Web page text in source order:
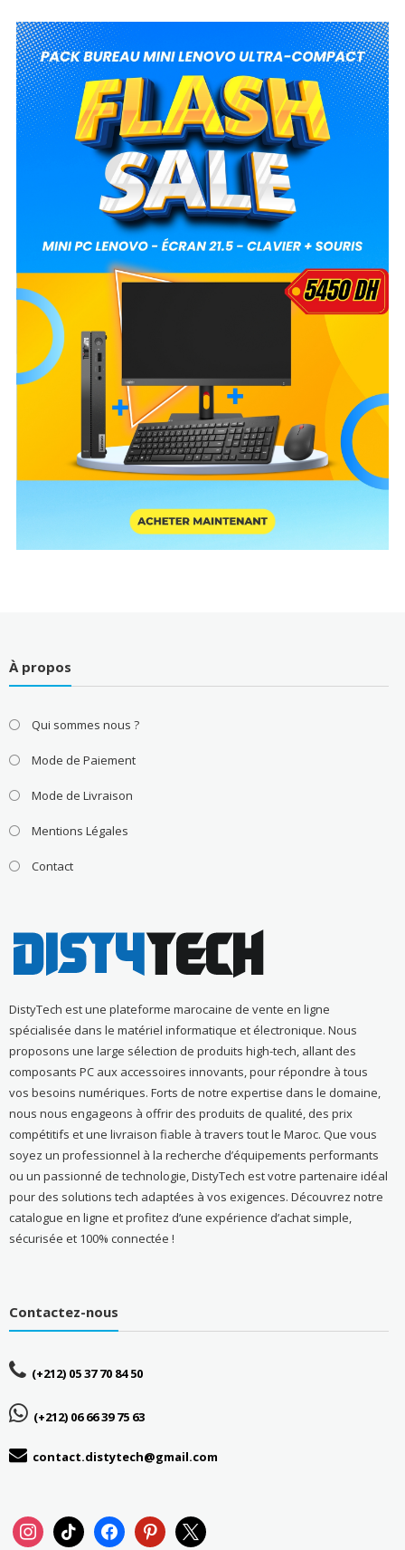
À propos
Qui sommes nous ?
Mode de Paiement
Mode de Livraison
Mentions Légales
Contact
DistyTech est une plateforme marocaine de vente en ligne
spécialisée dans le matériel informatique et électronique. Nous
proposons une large sélection de produits high-tech, allant des
composants PC aux accessoires innovants, pour répondre à tous
vos besoins numériques. Forts de notre expertise dans le domaine,
nous nous engageons à offrir des produits de qualité, des prix
compétitifs et une livraison fiable à travers tout le Maroc. Que vous
soyez un professionnel à la recherche d’équipements performants
ou un passionné de technologie, DistyTech est votre partenaire idéal
pour des solutions tech adaptées à vos exigences. Découvrez notre
catalogue en ligne et profitez d’une expérience d’achat simple,
sécurisée et 100% connectée !
Contactez-nous
(+212) 05 37 70 84 50
(+212) 06 66 39 75 63
contact.distytech@gmail.com
instagramtiktok facebookpinterest
x